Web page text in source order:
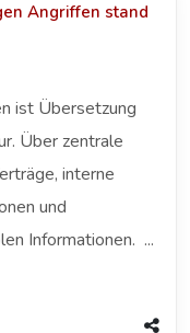
Angriffen stand
ist Übersetzung
Über zentrale
interne
und
Informationen. ...